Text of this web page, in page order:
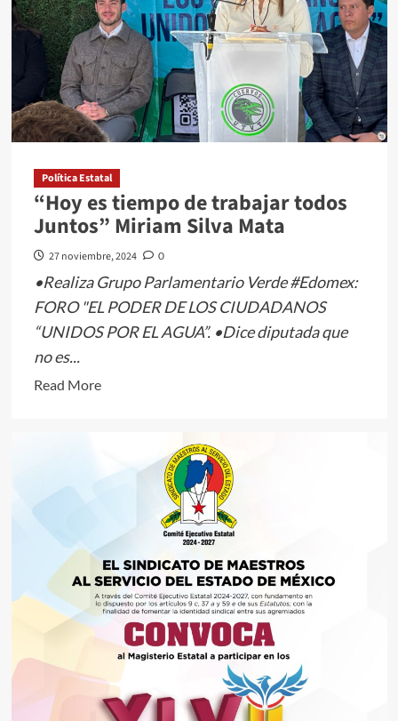
Tercer
Informe
de
resultados
en
materia
asistencial
Política Estatal
“Hoy es tiempo de trabajar todos
Juntos” Miriam Silva Mata
27 noviembre, 2024 0
•Realiza Grupo Parlamentario Verde #Edomex:
FORO "EL PODER DE LOS CIUDADANOS
“UNIDOS POR EL AGUA”. •Dice diputada que
no es...
Read MoreRead
es
trabajar
todos
Juntos”
Miriam
Silva
Mata